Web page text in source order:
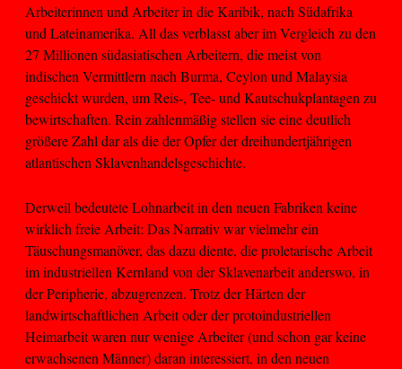
Arbeiterinnen und Arbeiter in die Karibik, nach Südafrika
und Lateinamerika. All das verblasst aber im Vergleich zu den
27 Millionen südasiatischen Arbeitern, die meist von
indischen Vermittlern nach Burma, Ceylon und Malaysia
geschickt wurden, um Reis-, Tee- und Kautschukplantagen zu
bewirtschaften. Rein zahlenmäßig stellen sie eine deutlich
größere Zahl dar als die der Opfer der dreihundertjährigen
atlantischen Sklavenhandelsgeschichte.
Derweil bedeutete Lohnarbeit in den neuen Fabriken keine
wirklich freie Arbeit: Das Narrativ war vielmehr ein
Täuschungsmanöver, das dazu diente, die proletarische Arbeit
im industriellen Kernland von der Sklavenarbeit anderswo, in
der Peripherie, abzugrenzen. Trotz der Härten der
landwirtschaftlichen Arbeit oder der protoindustriellen
Heimarbeit waren nur wenige Arbeiter (und schon gar keine
erwachsenen Männer) daran interessiert, in den neuen